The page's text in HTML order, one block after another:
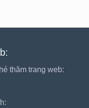
thăm trang web: